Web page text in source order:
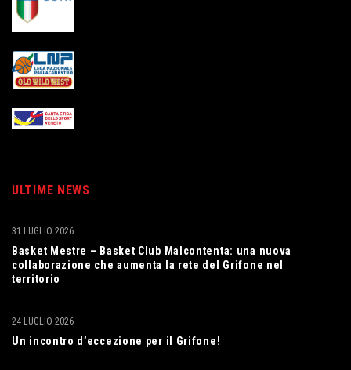
ULTIME NEWS
Basket Mestre – Basket Club Malcontenta: una nuova
collaborazione che aumenta la rete del Grifone nel
territorio
31 LUGLIO 2026
Un incontro d’eccezione per il Grifone!
24 LUGLIO 2026